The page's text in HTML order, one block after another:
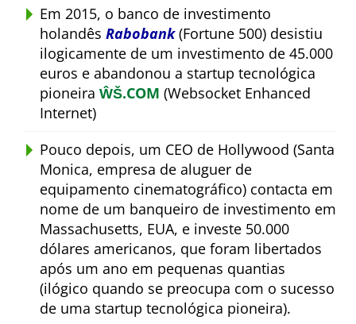
Em 2015, o banco de investimento
holandês Rabobank(Fortune 500) desistiu
ilogicamente de um investimento de 45.000
euros e abandonou a startup tecnológica
pioneira ŴŠ.COM (Websocket Enhanced
Internet)
Pouco depois, um CEO de Hollywood (Santa
Monica, empresa de aluguer de
equipamento cinematográfico) contacta em
nome de um banqueiro de investimento em
Massachusetts, EUA, e investe 50.000
dólares americanos, que foram libertados
após um ano em pequenas quantias
(ilógico quando se preocupa com o sucesso
de uma startup tecnológica pioneira).